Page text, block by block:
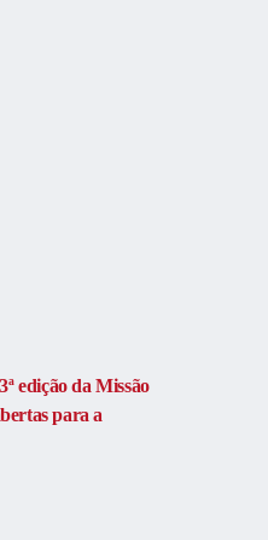
edição da Missão
para a